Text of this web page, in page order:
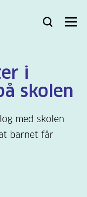
Bli
Logg
Søk Meny
i
skolen
med skolen
barnet får